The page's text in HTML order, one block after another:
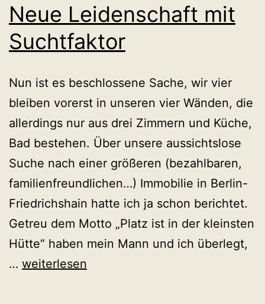
Neue Leidenschaft mit
Suchtfaktor
Nun ist es beschlossene Sache, wir vier
bleiben vorerst in unseren vier Wänden, die
allerdings nur aus drei Zimmern und Küche,
Bad bestehen. Über unsere aussichtslose
Suche nach einer größeren (bezahlbaren,
familienfreundlichen…) Immobilie in Berlin-
Friedrichshain hatte ich ja schon berichtet.
Getreu dem Motto „Platz ist in der kleinsten
Hütte“ haben mein Mann und ich überlegt,
… Neue
weiterlesen